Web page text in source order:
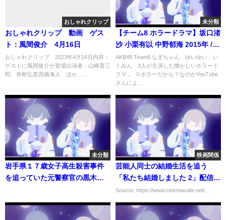
おしゃれクリップ
おしゃれクリップ 動画 ゲス
ト：風間俊介 4月16日
おしゃれクリップ 2023年4月16日内容：
ゲストに風間俊介が登場出演者：山崎育三
郎、井桁弘恵髙橋海人 ほか......
未分類
【チーム8 ホラードラマ】坂口渚
沙 小栗有以 中野郁海 2015年 /
「人形の家」主演：坂口渚沙 (
9:39 ~ 可愛い終了後ドッキリ映
像あり) ~「廃墟」主演：中野郁
AKB48 Team8 なぎちゃん、ゆいゆい、い
くみん、3人が主演した懐かしいホラード
ラマ 。 ※ホラーだから？なのかYouTube
さんによ...
未分類
岩手県１７歳女子高生殺害事件
を追っていた元警察官の黒木昭
映画関係
芸能人同士の結婚生活を追う
「私たち結婚しました 2」配信決
定、次も2組の夫婦が誕生
Source: https://www.cinemacafe.net/...